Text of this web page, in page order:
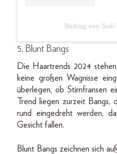
Beitrag von Suki
5. Blunt Bangs
Die Haartrends 2024
keine großen Wagnisse
überlegen, ob Stirnfransen
Trend liegen zurzeit Bangs,
rund eingedreht werden,
Gesicht fallen.
Blunt Bangs zeichnen sich